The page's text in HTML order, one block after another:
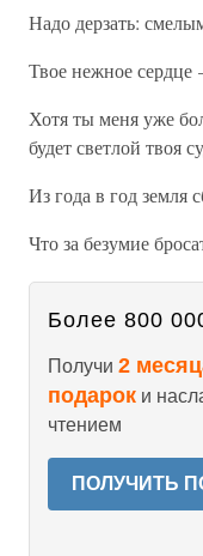
Надо дерзать:
Твое нежное сердце
Хотя ты меня уже
будет светлой твоя
Из года в год земля
Что за безумие
Более 800
Получи 2
подарок и
чтением
ПОЛУЧИТЬ